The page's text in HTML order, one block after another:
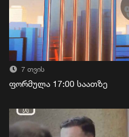
7 თვის
ფორმულა 17:00 საათზე